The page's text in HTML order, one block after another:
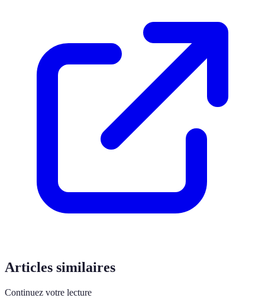
Articles similaires
Continuez votre lecture